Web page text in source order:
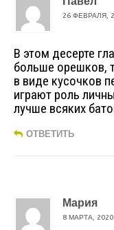
26 ФЕВРАЛЯ,
В этом десерте
больше орешков,
в виде кусочков
играют роль
лучше всяких
ОТВЕТИТЬ
Мария
8 МАРТА, 2020